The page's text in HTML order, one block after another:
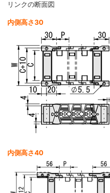
リンクの断面図
内側高さ30
内側高さ40